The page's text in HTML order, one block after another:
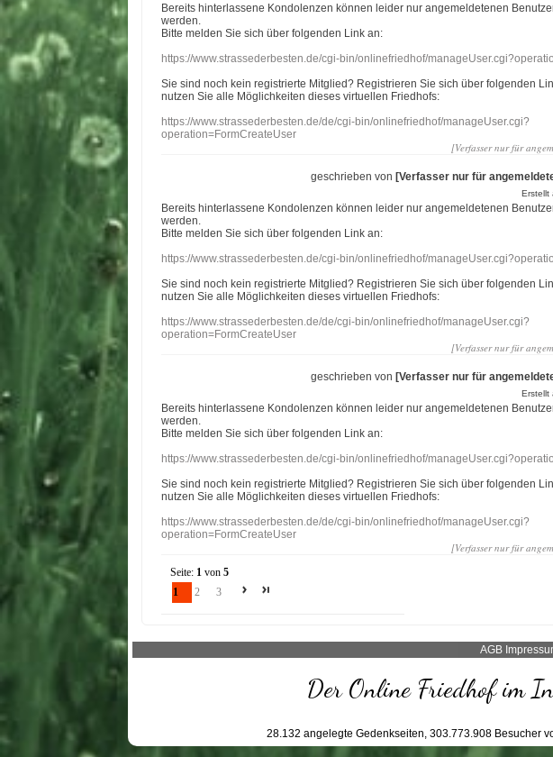
Bereits hinterlassene Kondolenzen können leider nur angemeldetenen
werden.
Bitte melden Sie sich über folgenden Link an:
https://www.strassederbesten.de/cgi-bin/onlinefriedhof/
Sie sind noch kein registrierte Mitglied? Registrieren Sie sich über folgenden
nutzen Sie alle Möglichkeiten dieses virtuellen Friedhofs:
https://www.strassederbesten.de/de/cgi-bin/onlinefriedhof/manageUser.cgi?
operation=FormCreateUser
[Verfasser nur für
geschrieben von [Verfasser nur für
Erstellt
Bereits hinterlassene Kondolenzen können leider nur angemeldetenen
werden.
Bitte melden Sie sich über folgenden Link an:
https://www.strassederbesten.de/cgi-bin/onlinefriedhof/
Sie sind noch kein registrierte Mitglied? Registrieren Sie sich über folgenden
nutzen Sie alle Möglichkeiten dieses virtuellen Friedhofs:
https://www.strassederbesten.de/de/cgi-bin/onlinefriedhof/manageUser.cgi?
operation=FormCreateUser
[Verfasser nur für
geschrieben von [Verfasser nur für
Erstellt
Bereits hinterlassene Kondolenzen können leider nur angemeldetenen
werden.
Bitte melden Sie sich über folgenden Link an:
https://www.strassederbesten.de/cgi-bin/onlinefriedhof/
Sie sind noch kein registrierte Mitglied? Registrieren Sie sich über folgenden
nutzen Sie alle Möglichkeiten dieses virtuellen Friedhofs:
https://www.strassederbesten.de/de/cgi-bin/onlinefriedhof/manageUser.cgi?
operation=FormCreateUser
[Verfasser nur für
Seite: 1 von5
1
2 3
AGB
Der Online Friedhof im
28.132 angelegte Gedenkseiten, 303.773.908Besucher